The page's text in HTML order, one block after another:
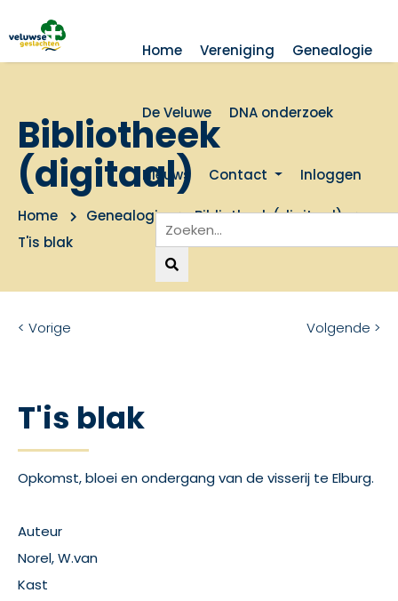
Home Vereniging Genealogie
De Veluwe DNA onderzoek
Nieuws Contact Inloggen
Bibliotheek
(digitaal)
Home Genealogie
Bibliotheek (digitaal)
T'is blak
< Vorige Volgende >
T'is blak
Opkomst, bloei en ondergang van de visserij te Elburg.
Auteur
Norel, W.van
Kast